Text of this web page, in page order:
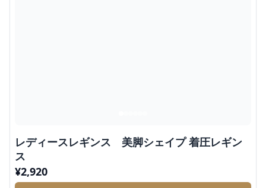
レディースレギンス 美脚シェイプ 着圧レギン
ス
¥2,920